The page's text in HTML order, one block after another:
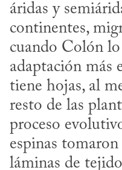
áridas y
continentes,
cuando Colón
adaptación más
tiene hojas, al
resto de las
proceso
espinas
láminas de